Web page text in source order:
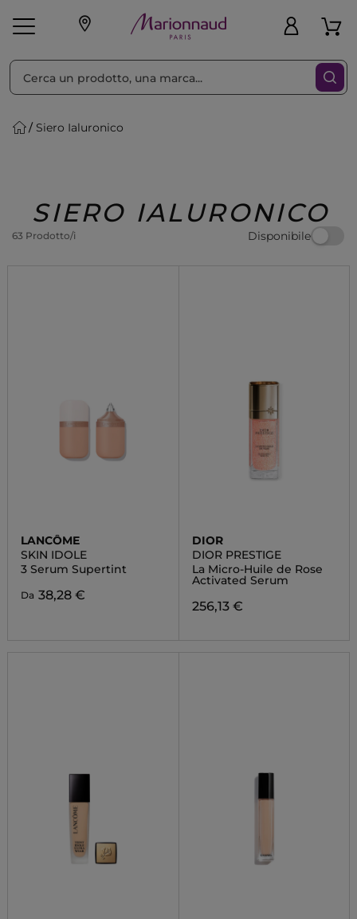
Make-up Profumi
Regalo
Siero Ialuronico
SIERO IALURONICO
63 Prodotto/i Disponibile
Ordina per Filtra
LANCÔME
SKIN IDOLE
3 Serum Supertint
Da 38,28 €
DIOR
DIOR PRESTIGE
La Micro-Huile de Rose
Activated Serum
256,13 €